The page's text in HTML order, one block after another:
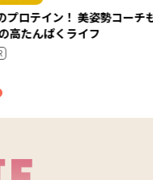
勢コーチも実
セミナ